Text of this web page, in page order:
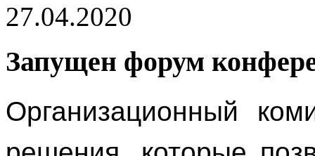
27.04.2020
Запущен форум
Организационный